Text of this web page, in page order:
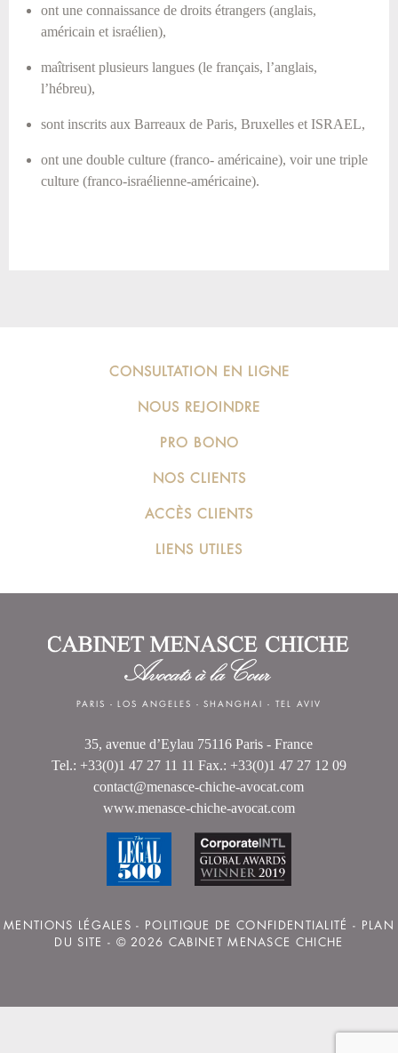
ont une connaissance de droits étrangers (anglais,
américain et israélien),
maîtrisent plusieurs langues (le français, l’anglais,
l’hébreu),
sont inscrits aux Barreaux de Paris, Bruxelles et ISRAEL,
ont une double culture (franco- américaine), voir une triple
culture (franco-israélienne-américaine).
CONSULTATION EN LIGNE
NOUS REJOINDRE
PRO BONO
NOS CLIENTS
ACCÈS CLIENTS
LIENS UTILES
PARIS -LOS ANGELES -SHANGHAI - TEL AVIV
35, avenue d’Eylau 75116 Paris - France
Tel.: +33(0)1 47 27 11 11 Fax.: +33(0)1 47 27 12 09
contact@menasce-chiche-avocat.com
www.menasce-chiche-avocat.com
MENTIONS LÉGALES - POLITIQUE DE CONFIDENTIALITÉ - PLAN
DU SITE - © 2026 CABINET MENASCE CHICHE